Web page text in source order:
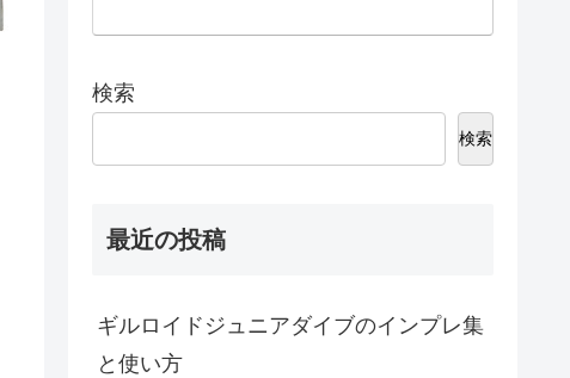
検索
検索
最近の投稿
ギルロイドジュニアダイブのインプレ集
と使い方